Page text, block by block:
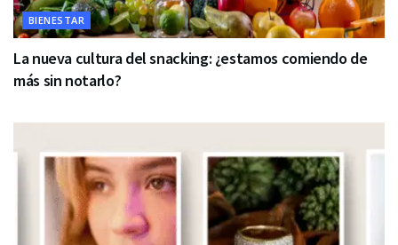
BIENESTAR
La nueva cultura del snacking: ¿estamos comiendo de
más sin notarlo?